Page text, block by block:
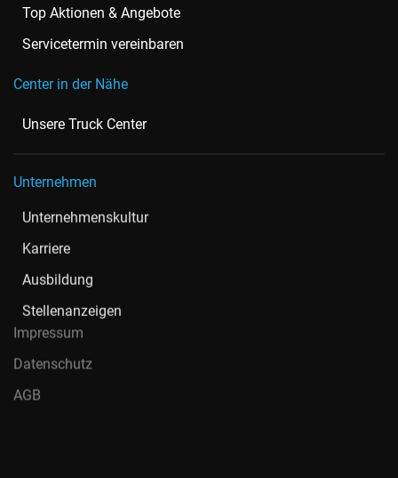
Top Aktionen & Angebote
Servicetermin vereinbaren
Center in der Nähe
Unsere Truck Center
Unternehmen
Unternehmenskultur
Karriere
Ausbildung
Stellenanzeigen
Impressum
Datenschutz